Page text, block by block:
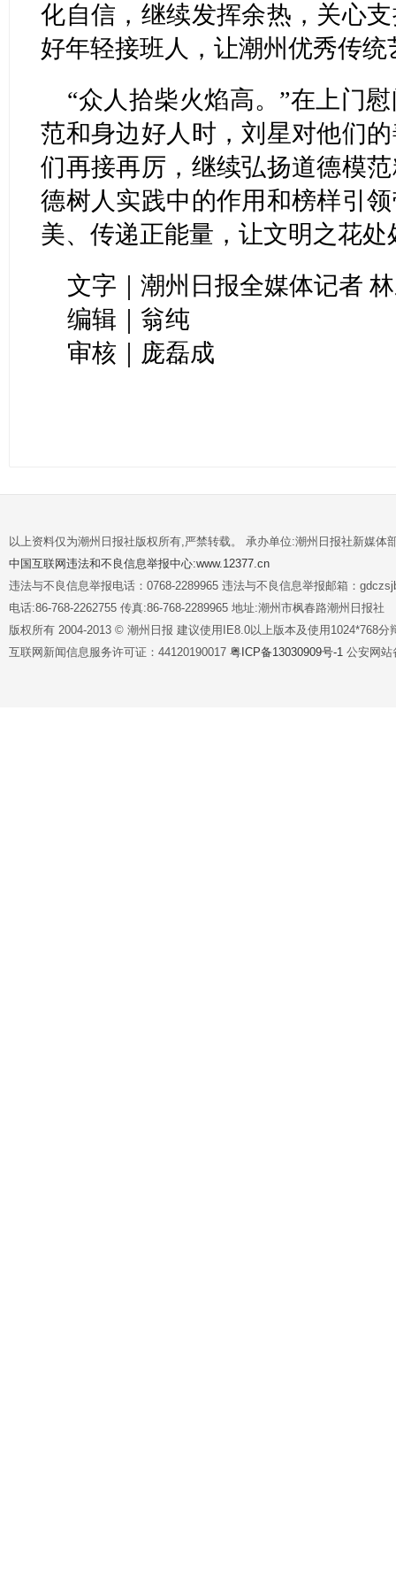
化自信，继续发挥余热，关心
好年轻接班人，让潮州优秀传
“众人拾柴火焰高。”在上门
范和身边好人时，刘星对他们
们再接再厉，继续弘扬道德模
德树人实践中的作用和榜样引
美、传递正能量，让文明之花处
文字｜潮州日报全媒体记者
编辑｜翁纯
审核｜庞磊成
以上资料仅为潮州日报社版权所有,严禁转载。 承办单位:潮州日报社新媒体
中国互联网违法和不良信息举报中心:www.12377.cn
违法与不良信息举报电话：0768-2289965 违法与不良信息举报邮箱：
电话:86-768-2262755 传真:86-768-2289965 地址:潮州市枫春路潮州日报社
版权所有 2004-2013 © 潮州日报 建议使用IE8.0以上版本及使用1024*768分
互联网新闻信息服务许可证：44120190017 粤ICP备13030909号-1 公安网站